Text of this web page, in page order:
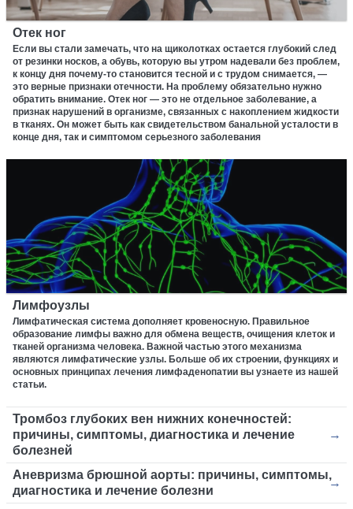
Отек ног
Если вы стали замечать, что на щиколотках остается глубокий след
от резинки носков, а обувь, которую вы утром надевали без проблем,
к концу дня почему-то становится тесной и с трудом снимается, —
это верные признаки отечности. На проблему обязательно нужно
обратить внимание. Отек ног — это не отдельное заболевание, а
признак нарушений в организме, связанных с накоплением жидкости
в тканях. Он может быть как свидетельством банальной усталости в
конце дня, так и симптомом серьезного заболевания
Лимфоузлы
Лимфатическая система дополняет кровеносную. Правильное
образование лимфы важно для обмена веществ, очищения клеток и
тканей организма человека. Важной частью этого механизма
являются лимфатические узлы. Больше об их строении, функциях и
основных принципах лечения лимфаденопатии вы узнаете из нашей
статьи.
Тромбоз глубоких вен нижних конечностей:
причины, симптомы, диагностика и лечение
болезней
Аневризма брюшной аорты: причины, симптомы,
диагностика и лечение болезни